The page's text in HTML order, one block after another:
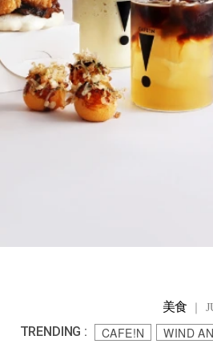
美食 ｜
TRENDING : CAFE!N WIND